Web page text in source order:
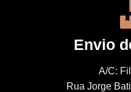
Envio
A/C:
Rua Jorge